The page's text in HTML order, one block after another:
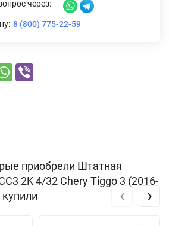
через:
8 (800) 775-22-59
приобрели Штатная
2K 4/32 Chery Tiggo 3 (2016-
‹ ›